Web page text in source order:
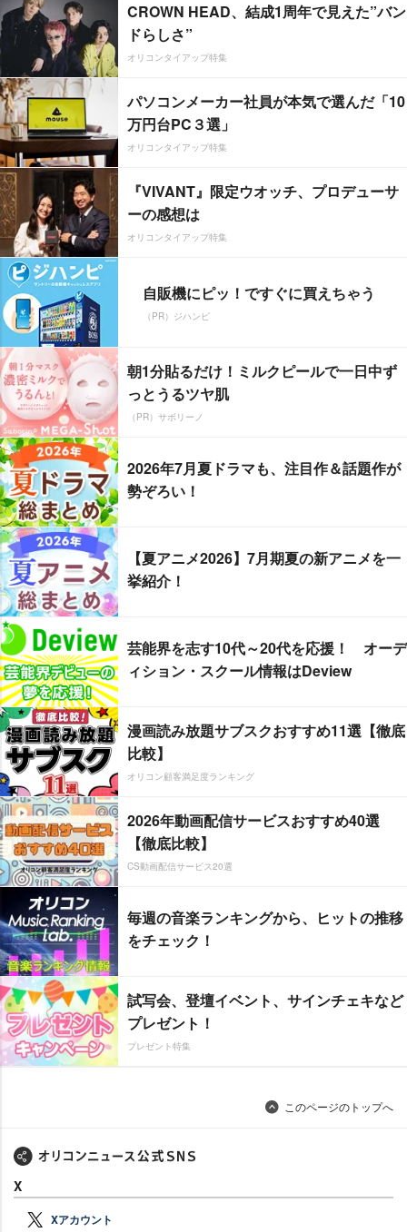
CROWN HEAD、結成1周年で見えた”バン
ドらしさ”
オリコンタイアップ特集
パソコンメーカー社員が本気で選んだ「10
万円台PC３選」
オリコンタイアップ特集
『VIVANT』限定ウオッチ、プロデューサ
ーの感想は
オリコンタイアップ特集
自販機にピッ！ですぐに買えちゃう
（PR）ジハンピ
朝1分貼るだけ！ミルクピールで一日中ず
っとうるツヤ肌
（PR）サボリーノ
2026年7月夏ドラマも、注目作＆話題作が
勢ぞろい！
【夏アニメ2026】7月期夏の新アニメを一
挙紹介！
芸能界を志す10代～20代を応援！ オーデ
ィション・スクール情報はDeview
漫画読み放題サブスクおすすめ11選【徹底
比較】
オリコン顧客満足度ランキング
2026年動画配信サービスおすすめ40選
【徹底比較】
CS動画配信サービス20選
毎週の音楽ランキングから、ヒットの推移
をチェック！
試写会、登壇イベント、サインチェキなど
プレゼント！
プレゼント特集
このページのトップへ
X
Xアカウント